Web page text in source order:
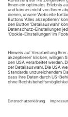
Tages Michael
bei mir anrief
Oper zu
meinen Film
Eher routiniert
Giovanni Paisiellos
Katharina die